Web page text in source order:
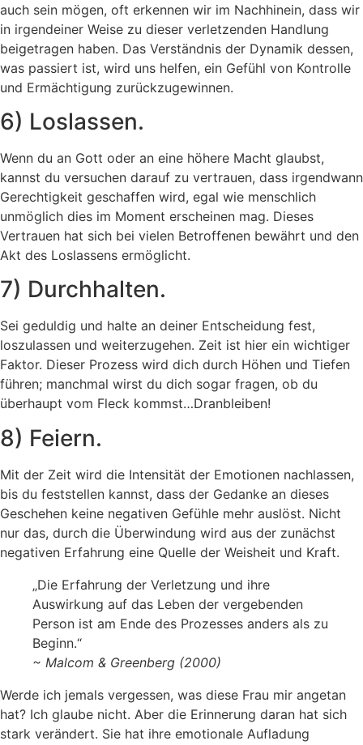
auch sein mögen, oft erkennen wir im Nachhinein, dass wir
in irgendeiner Weise zu dieser verletzenden Handlung
beigetragen haben. Das Verständnis der Dynamik dessen,
was passiert ist, wird uns helfen, ein Gefühl von Kontrolle
und Ermächtigung zurückzugewinnen.
6) Loslassen.
Wenn du an Gott oder an eine höhere Macht glaubst,
kannst du versuchen darauf zu vertrauen, dass irgendwann
Gerechtigkeit geschaffen wird, egal wie menschlich
unmöglich dies im Moment erscheinen mag. Dieses
Vertrauen hat sich bei vielen Betroffenen bewährt und den
Akt des Loslassens ermöglicht.
7) Durchhalten.
Sei geduldig und halte an deiner Entscheidung fest,
loszulassen und weiterzugehen. Zeit ist hier ein wichtiger
Faktor. Dieser Prozess wird dich durch Höhen und Tiefen
führen; manchmal wirst du dich sogar fragen, ob du
überhaupt vom Fleck kommst…Dranbleiben!
8) Feiern.
Mit der Zeit wird die Intensität der Emotionen nachlassen,
bis du feststellen kannst, dass der Gedanke an dieses
Geschehen keine negativen Gefühle mehr auslöst. Nicht
nur das, durch die Überwindung wird aus der zunächst
negativen Erfahrung eine Quelle der Weisheit und Kraft.
„Die Erfahrung der Verletzung und ihre
Auswirkung auf das Leben der vergebenden
Person ist am Ende des Prozesses anders als zu
Beginn.“
~ Malcom & Greenberg (2000)
Werde ich jemals vergessen, was diese Frau mir angetan
hat? Ich glaube nicht. Aber die Erinnerung daran hat sich
stark verändert. Sie hat ihre emotionale Aufladung